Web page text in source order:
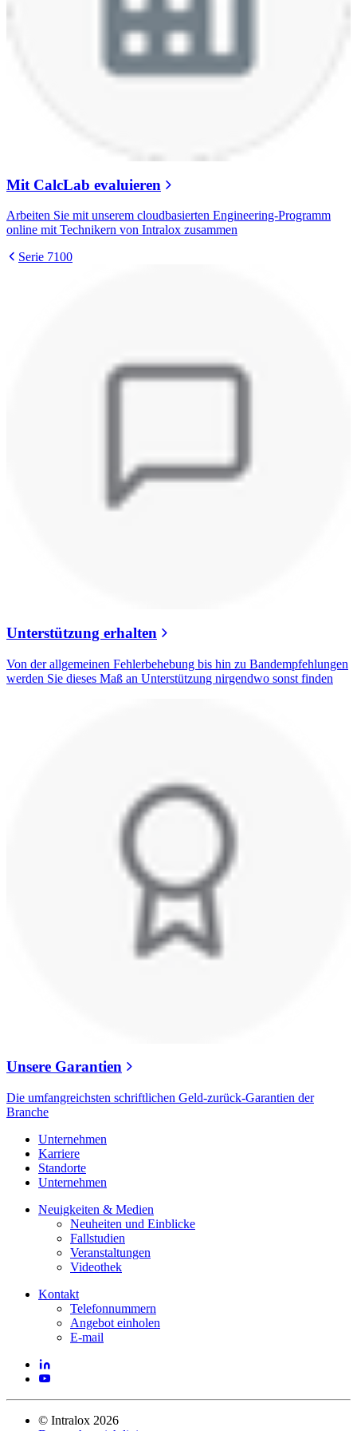
Mit CalcLab evaluieren
Arbeiten Sie mit unserem cloudbasierten Engineering-Programm
online mit Technikern von Intralox zusammen
Serie 7100
Unterstützung erhalten
Von der allgemeinen Fehlerbehebung bis hin zu Bandempfehlungen
werden Sie dieses Maß an Unterstützung nirgendwo sonst finden
Unsere Garantien
Die umfangreichsten schriftlichen Geld-zurück-Garantien der
Branche
Unternehmen
Karriere
Standorte
Unternehmen
Neuigkeiten & Medien
Neuheiten und Einblicke
Fallstudien
Veranstaltungen
Videothek
Kontakt
Telefonnummern
Angebot einholen
E-mail
© Intralox 2026